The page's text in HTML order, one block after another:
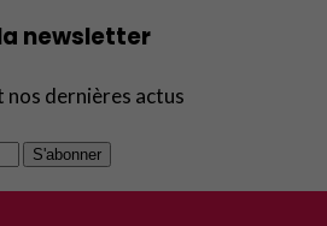
newsletter
nos dernières actus
S'abonner